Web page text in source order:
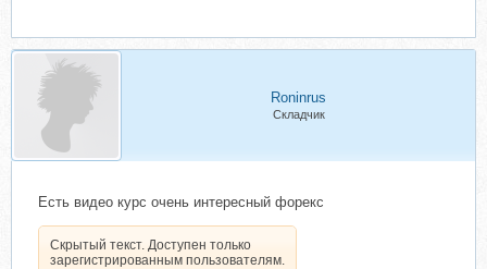
Roninrus
Складчик
Есть видео курс очень интересный форекс
Скрытый текст. Доступен только
зарегистрированным пользователям.